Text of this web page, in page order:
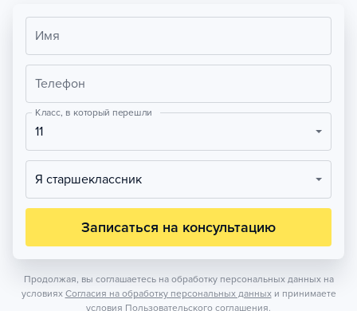
Имя
Телефон
Класс, в который перешли
11
Я старшеклассник
Записаться на консультацию
Продолжая, вы соглашаетесь на обработку персональных данных на
условиях Согласия на обработку персональных данных и принимаете
условия Пользовательского соглашения.